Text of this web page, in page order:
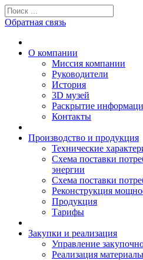
Обратная связь
О компании
Миссия компании
Руководители
История
3D музей
Раскрытие
Контакты
Производство и продукция
Технические
Схема поставки
энергии
Схема поставки
Реконструкция
Продукция
Тарифы
Закупки и реализация
Управление
Реализация